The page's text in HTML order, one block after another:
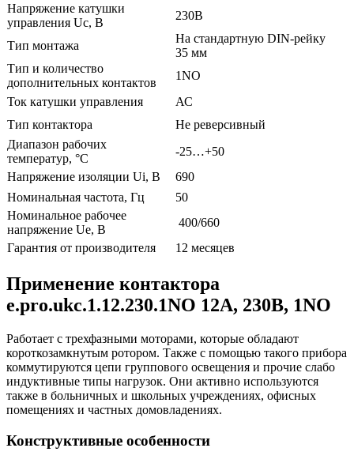
Напряжение катушки
управления Uc, В
230В
Тип монтажа
На стандартную DIN-рейку
35 мм
Тип и количество
дополнительных контактов
1NO
Ток катушки управления
АС
Тип контактора
Не реверсивный
Диапазон рабочих
температур, °С
-25…+50
Напряжение изоляции Ui, В
690
Номинальная частота, Гц
50
Номинальное рабочее
напряжение Ue, В
400/660
Гарантия от производителя
12 месяцев
Применение контактора
e.pro.ukc.1.12.230.1NO 12А, 230В, 1NO
Работает с трехфазными моторами, которые обладают
короткозамкнутым ротором. Также с помощью такого прибора
коммутируются цепи группового освещения и прочие слабо
индуктивные типы нагрузок. Они активно используются
также в больничных и школьных учреждениях, офисных
помещениях и частных домовладениях.
Конструктивные особенности